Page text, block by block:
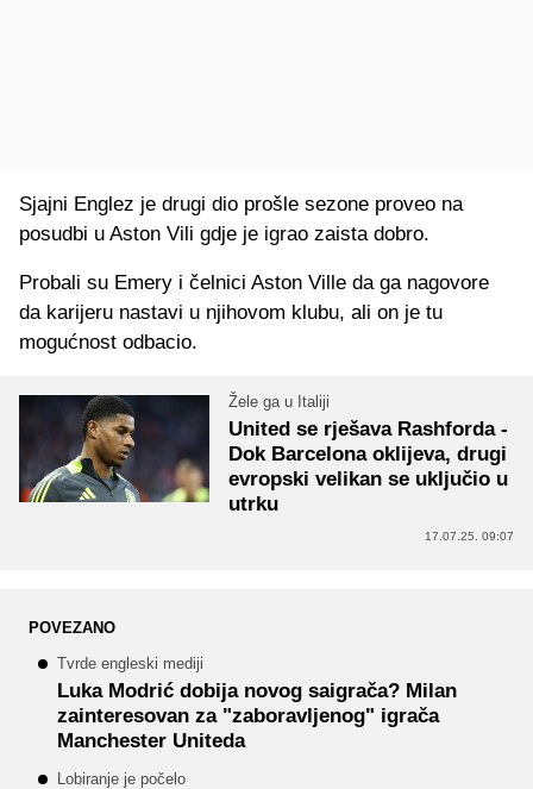
Sjajni Englez je drugi dio prošle sezone proveo na
posudbi u Aston Vili gdje je igrao zaista dobro.
Probali su Emery i čelnici Aston Ville da ga nagovore
da karijeru nastavi u njihovom klubu, ali on je tu
mogućnost odbacio.
Žele ga u Italiji
United se rješava Rashforda -
Dok Barcelona oklijeva, drugi
evropski velikan se uključio u
utrku
17.07.25. 09:07
POVEZANO
Tvrde engleski mediji
Luka Modrić dobija novog saigrača? Milan
zainteresovan za "zaboravljenog" igrača
Manchester Uniteda
Lobiranje je počelo